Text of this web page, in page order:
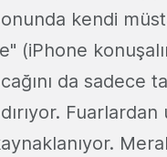
kendi
(iPhone
da sadece
Fuarlardan